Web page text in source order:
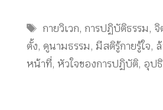
Tags
กายวิเวก, การปฏิบัติธรรม, จิ
ตั้ง, ดูนามธรรม, มีสติรู้กายรู้ใจ,
หน้าที่, หัวใจของการปฏิบัติ, อุปธิ